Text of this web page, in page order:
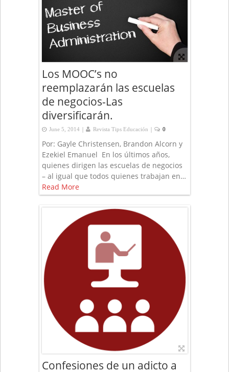
Los MOOC’s no
reemplazarán las escuelas
de negocios-Las
diversificarán.
June 5, 2014 | Revista Tips Educación | 0
Por: Gayle Christensen, Brandon Alcorn y
Ezekiel Emanuel En los últimos años,
quienes dirigen las escuelas de negocios
– al igual que todos quienes trabajan en…
Read More
Confesiones de un adicto a